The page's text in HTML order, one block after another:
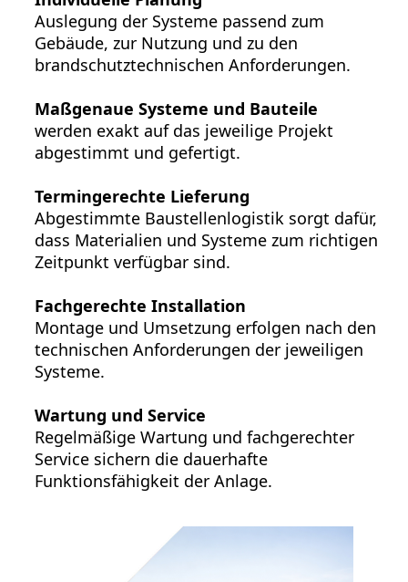
Auslegung der Systeme passend zum
Gebäude, zur Nutzung und zu den
brandschutztechnischen Anforderungen.
Maßgenaue Systeme und Bauteile
werden exakt auf das jeweilige Projekt
abgestimmt und gefertigt.
Termingerechte Lieferung
Abgestimmte Baustellenlogistik sorgt dafür,
dass Materialien und Systeme zum richtigen
Zeitpunkt verfügbar sind.
Fachgerechte Installation
Montage und Umsetzung erfolgen nach den
technischen Anforderungen der jeweiligen
Systeme.
Wartung und Service
Regelmäßige Wartung und fachgerechter
Service sichern die dauerhafte
Funktionsfähigkeit der Anlage.